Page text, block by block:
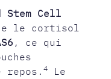
Stem Cell
le cortisol
, ce qui
repos.4
Le